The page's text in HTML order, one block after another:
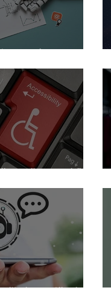
automazione e nuova
e l'accesso ai diritti
l'Assistenza Clienti